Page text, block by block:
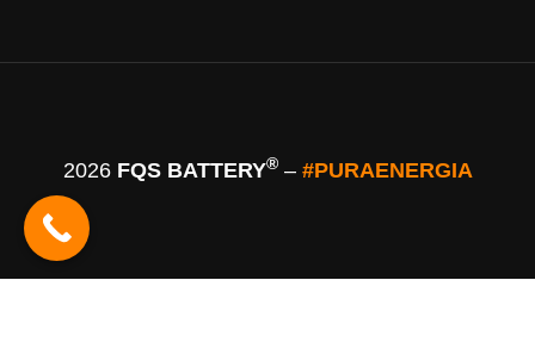
2026 FQS BATTERY®– #PURAENERGIA